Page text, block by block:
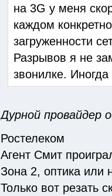
на 3G у меня
каждом
загруженности
Разрывов я не
звонилке.
Дурной провайдер
Ростелеком
Агент Смит
Зона 2, оптика или
Только вот резать